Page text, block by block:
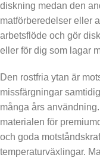
diskning medan den
matförberedelser eller
arbetsflöde och gör
eller för dig som lagar
Den rostfria ytan är
missfärgningar
många års
materialen för
och goda
temperaturväxlingar.